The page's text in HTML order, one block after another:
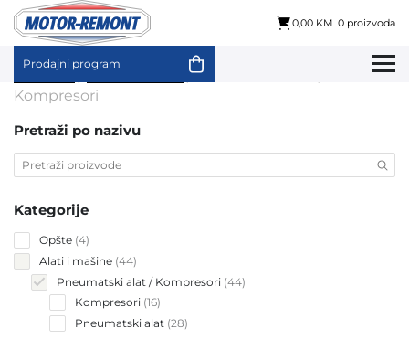
content
0,00 KM 0 proizvoda
Prodajni program
Početna Alati i mašine
/ Pneumatski alat /
Kompresori
Pretraži po nazivu
Kategorije
Opšte 44
products
Alati i mašine 4444
products
Pneumatski alat / Kompresori 4444
Kompresori 1616
products
Pneumatski alat 2828